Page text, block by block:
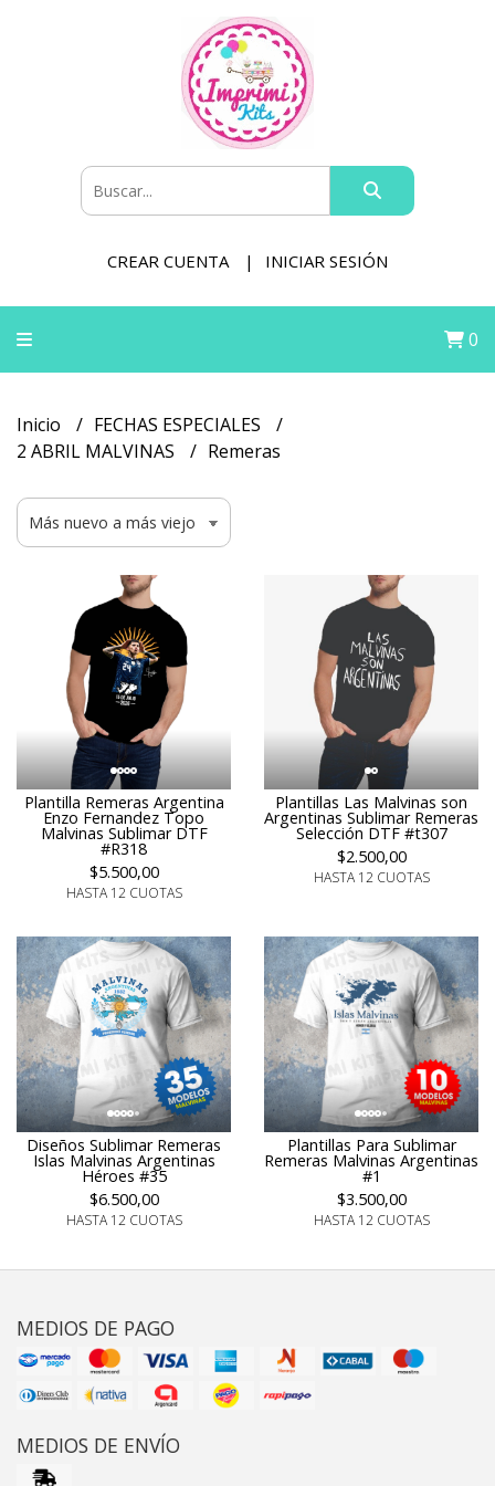
CREAR CUENTA INICIAR SESIÓN
0
Inicio
FECHAS ESPECIALES
2 ABRIL MALVINAS
Remeras
Plantilla Remeras Argentina
Enzo Fernandez Topo
Malvinas Sublimar DTF
#R318
$5.500,00
HASTA 12 CUOTAS
Plantillas Las Malvinas son
Argentinas Sublimar Remeras
Selección DTF #t307
$2.500,00
HASTA 12 CUOTAS
Diseños Sublimar Remeras
Islas Malvinas Argentinas
Héroes #35
$6.500,00
HASTA 12 CUOTAS
Plantillas Para Sublimar
Remeras Malvinas Argentinas
#1
$3.500,00
HASTA 12 CUOTAS
MEDIOS DE PAGO
MEDIOS DE ENVÍO